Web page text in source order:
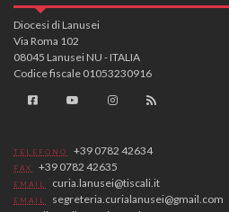
Diocesi di Lanusei
Via Roma 102
08045 Lanusei NU - ITALIA
Codice fiscale 01053230916
TELEFONO +39 0782 42634
FAX +39 0782 42635
EMAIL curia.lanusei@tiscali.it
EMAIL
segreteria.curialanusei@gmail.com